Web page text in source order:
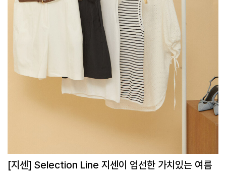
[지센] Selection Line 지센이 엄선한 가치있는 여름